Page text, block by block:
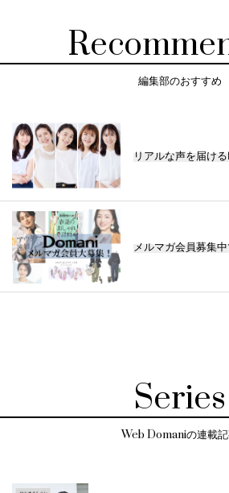
編集部のおすすめ
リアルな声を届け
メルマガ会員募集中
Series
Web Domaniの連載